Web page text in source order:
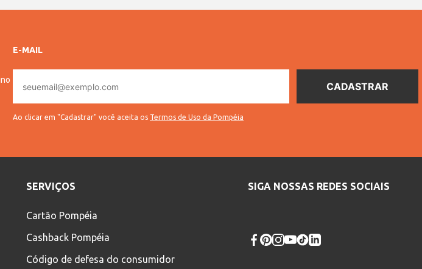
E-MAIL
mail
Ao clicar em "Cadastrar" você aceita os Termos de Uso da Pompéia
SERVIÇOS
Cartão Pompéia
Cashback Pompéia
Código de defesa do consumidor
SIGA NOSSAS REDES SOCIAIS